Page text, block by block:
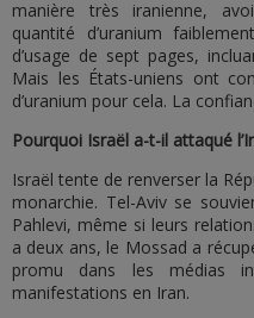
manière très iranienne,
quantité d’uranium
d’usage de sept pages,
Mais les États-uniens ont
d’uranium pour cela. La
Pourquoi Israël a-t-il attaqué
Israël tente de renverser la
monarchie. Tel-Aviv se
Pahlevi, même si leurs
a deux ans, le Mossad a
promu dans les médias
manifestations en Iran.